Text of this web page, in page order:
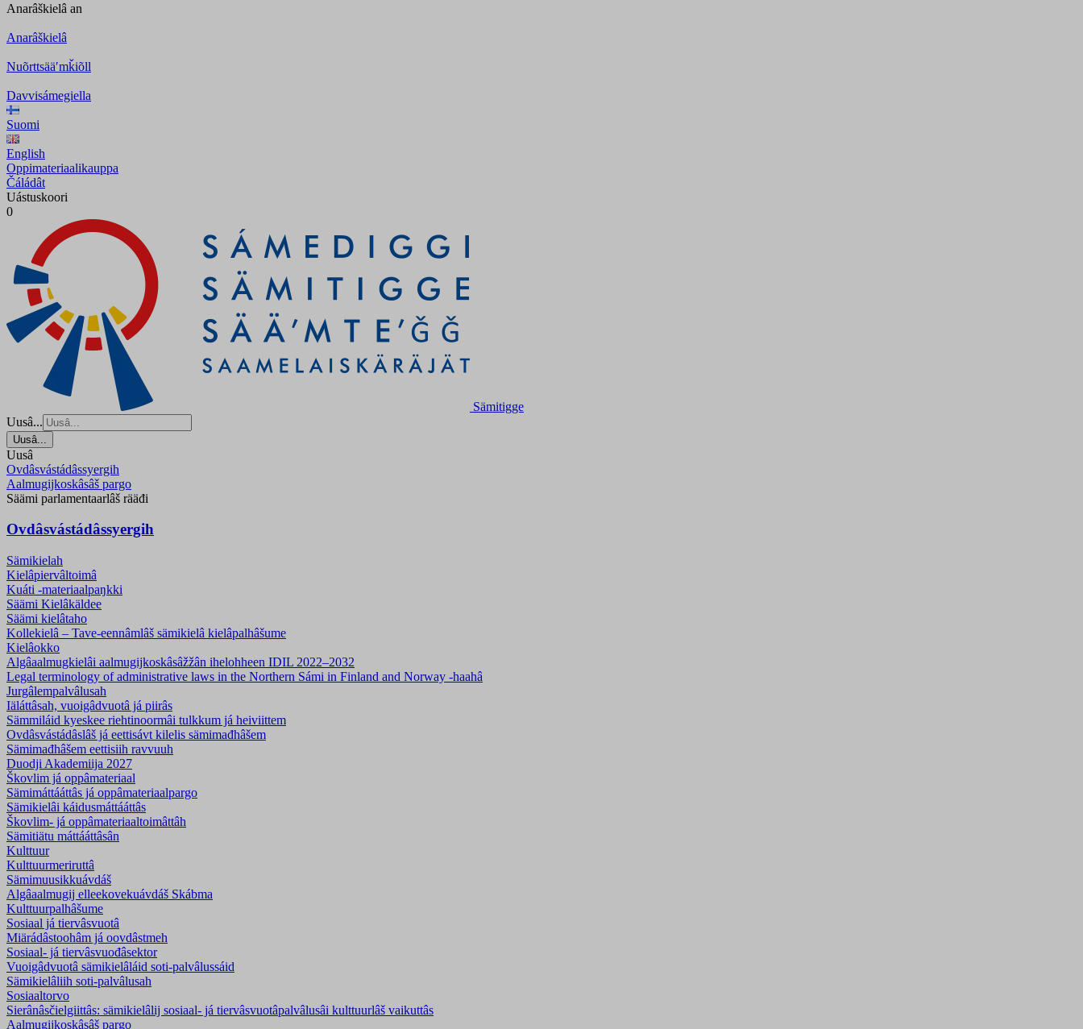
Anarâškielâ an
Anarâškielâ
Nuõrttsääʹmǩiõll
Davvisámegiella
Suomi
English
Oppimateriaalikauppa
Čáládât
Uástuskoori
0
Sämitigge
Uusâ...
Uusâ...
Uusâ
Ovdâsvástádâssyergih
Aalmugijkoskâsâš pargo
Säämi parlamentaarlâš rääđi
Ovdâsvástádâssyergih
Sämikielah
Kielâpiervâltoimâ
Kuáti -materiaalpaŋkki
Säämi Kielâkäldee
Säämi kielâtaho
Kollekielâ – Tave-eennâmlâš sämikielâ kielâpalhâšume
Kielâokko
Algâaalmugkielâi aalmugijkoskâsâžžân ihelohheen IDIL 2022–2032
Legal terminology of administrative laws in the Northern Sámi in Finland and Norway -haahâ
Jurgâlempalvâlusah
Iäláttâsah, vuoigâdvuotâ já piirâs
Sämmiláid kyeskee riehtinoormâi tulkkum já heiviittem
Ovdâsvástádâslâš já eettisávt kilelis sämimađhâšem
Sämimađhâšem eettisiih ravvuuh
Duodji Akademiija 2027
Škovlim já oppâmateriaal
Sämimáttááttâs já oppâmateriaalpargo
Sämikielâi káidusmáttááttâs
Škovlim- já oppâmateriaaltoimâttâh
Sämitiätu máttááttâsân
Kulttuur
Kulttuurmeriruttâ
Sämimuusikkuávdáš
Algâaalmugij elleekovekuávdáš Skábma
Kulttuurpalhâšume
Sosiaal já tiervâsvuotâ
Miärádâstoohâm já oovdâstmeh
Sosiaal- já tiervâsvuođâsektor
Vuoigâdvuotâ sämikielâláid soti-palvâlussáid
Sämikielâliih soti-palvâlusah
Sosiaaltorvo
Sierânâsčielgiittâs: sämikielâlij sosiaal- já tiervâsvuotâpalvâlusâi kulttuurlâš vaikuttâs
Aalmugijkoskâsâš pargo